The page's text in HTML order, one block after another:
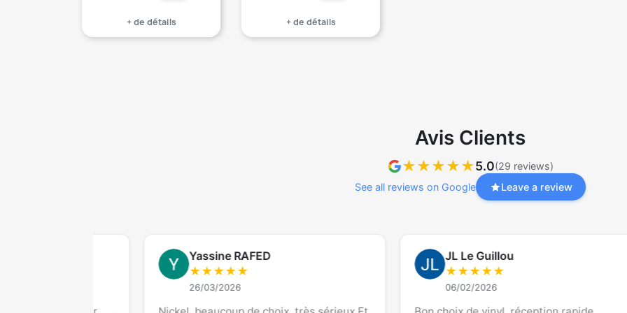
+ de détails + de détails
Avis Clients
★★★★★5.0(29 reviews)
See all reviews on Google
Leave a review
Yassine RAFED
★★★★
26/03/2026
JL Le Guillou
★★★★
06/02/2026